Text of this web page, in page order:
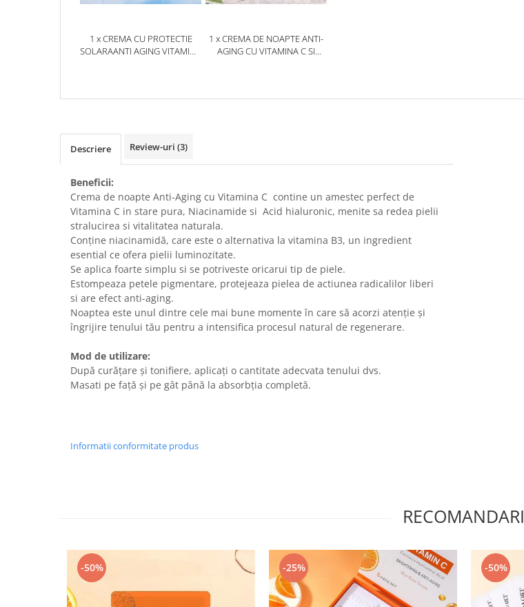
1 x CREMA CU PROTECTIE
SOLARAANTI AGING VITAMINA
1 x CREMA DE NOAPTE ANTI-
AGING CU VITAMINA C SI
Descriere Review-uri (3)
Beneficii:
Crema de noapte Anti-Aging cu Vitamina C contine un amestec perfect de
Vitamina C in stare pura, Niacinamide si Acid hialuronic, menite sa redea pielii
stralucirea si vitalitatea naturala.
Conține niacinamidă, care este o alternativa la vitamina B3, un ingredient
esential ce ofera pielii luminozitate.
Se aplica foarte simplu si se potriveste oricarui tip de piele.
Estompeaza petele pigmentare, protejeaza pielea de actiunea radicalilor liberi
si are efect anti-aging.
Noaptea este unul dintre cele mai bune momente în care să acorzi atenție și
îngrijire tenului tău pentru a intensifica procesul natural de regenerare.
Mod de utilizare:
După curățare și tonifiere, aplicați o cantitate adecvata tenului dvs.
Masati pe față și pe gât până la absorbția completă.
Informatii conformitate produs
RECOMANDARI
-50% -25% -50%